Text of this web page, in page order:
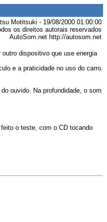
Motitsuki - 19/08/2000 01:00:00
os direitos autorais reservados
AutoSom.net http://autosom.net
dispositivo que use energia
e a praticidade no uso do carro.
ouvido. Na profundidade, o som
o teste, com o CD tocando